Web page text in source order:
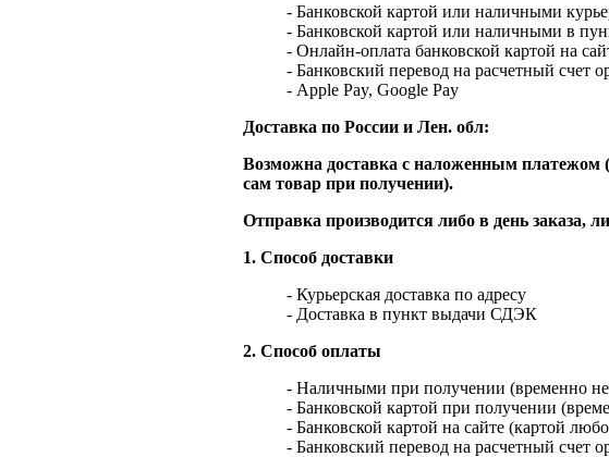
- Банковской картой или наличными
- Банковской картой или наличными в
- Онлайн-оплата банковской картой на
- Банковский перевод на расчетный счет
- Apple Pay, Google Pay
Доставка по России и Лен. обл:
Возможна доставка с наложенным платежом
сам товар при получении).
Отправка производится либо в день заказа,
1. Способ доставки
- Курьерская доставка по адресу
- Доставка в пункт выдачи СДЭК
2. Способ оплаты
- Наличными при получении (временно
- Банковской картой при получении
- Банковской картой на сайте (картой
- Банковский перевод на расчетный счет